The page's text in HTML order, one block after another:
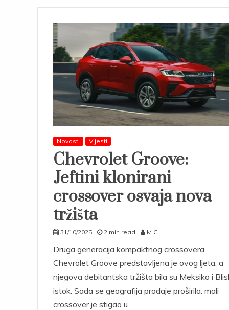
Novosti Vijesti
Chevrolet Groove:
Jeftini klonirani
crossover osvaja nova
tržišta
31/10/2025 2 min read M.G.
Druga generacija kompaktnog crossovera
Chevrolet Groove predstavljena je ovog ljeta, a
njegova debitantska tržišta bila su Meksiko i
istok. Sada se geografija prodaje proširila: mali
crossover je stigao u